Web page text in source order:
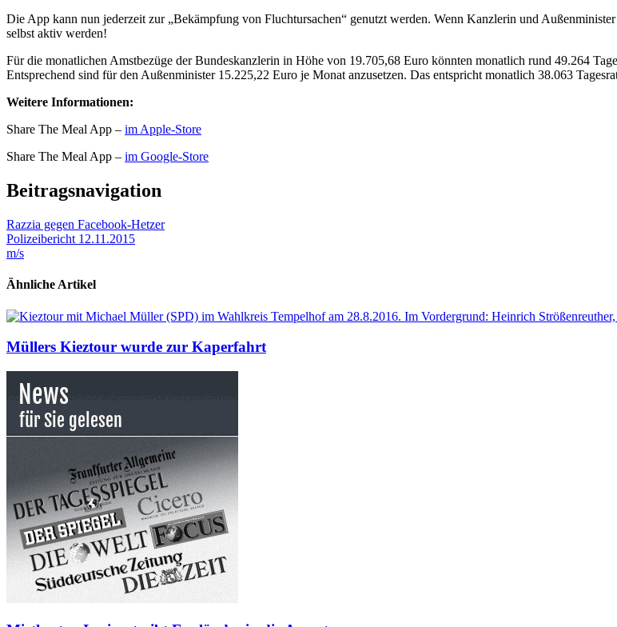
Die App kann nun jederzeit zur „Bekämpfung von Fluchtursachen“ genutzt werden. Wenn Kanzlerin und
selbst aktiv werden!
Für die monatlichen Amstbezüge der Bundeskanzlerin in Höhe von 19.705,68 Euro könnten monatlich rund 49.264
Entsprechend sind für den Außenminister 15.225,22 Euro je Monat anzusetzen. Das entspricht monatlich 38.063
Weitere Informationen:
Share The Meal App – im Apple-Store
Share The Meal App – im Google-Store
Beitragsnavigation
Razzia gegen Facebook-Hetzer
Polizeibericht 12.11.2015
m/s
Ähnliche Artikel
Müllers Kieztour wurde zur Kaperfahrt